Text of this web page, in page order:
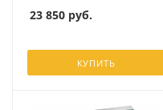
23 850 руб.
КУПИТЬ